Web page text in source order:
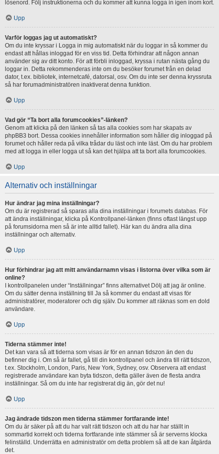
lösenord. Följ instruktionerna och du kommer att kunna logga in igen inom kort.
Upp
Varför loggas jag ut automatiskt?
Om du inte kryssar i Logga in mig automatiskt när du loggar in så kommer du
endast att hållas inloggad för en viss tid. Detta förhindrar att någon annan
använder sig av ditt konto. För att förbli inloggad, kryssa i rutan nästa gång du
loggar in. Detta rekommenderas inte om du besöker forumet från en delad
dator, t.ex. bibliotek, internetcafé, datorsal, osv. Om du inte ser denna kryssruta
så har forumadministratören inaktiverat denna funktion.
Upp
Vad gör “Ta bort alla forumcookies”-länken?
Genom att klicka på den länken så tas alla cookies som har skapats av
phpBB3 bort. Dessa cookies innehåller information som håller dig inloggad på
forumet och håller reda på vilka trådar du läst och inte läst. Om du har problem
med att logga in eller logga ut så kan det hjälpa att ta bort alla forumcookies.
Upp
Alternativ och inställningar
Hur ändrar jag mina inställningar?
Om du är registrerad så sparas alla dina inställningar i forumets databas. För
att ändra inställningar, klicka på Kontrollpanel-länken (finns oftast längst upp
på forumsidorna men så är inte alltid fallet). Här kan du ändra alla dina
inställningar och alternativ.
Upp
Hur förhindrar jag att mitt användarnamn visas i listorna över vilka som är
online?
I kontrollpanelen under “Inställningar” finns alternativet Dölj att jag är online.
Om du sätter denna inställning till Ja så kommer du endast att visas för
administratörer, moderatorer och dig själv. Du kommer att räknas som en dold
användare.
Upp
Tiderna stämmer inte!
Det kan vara så att tiderna som visas är för en annan tidszon än den du
befinner dig i. Om så är fallet, gå till din kontrollpanel och ändra till rätt tidszon,
t.ex. Stockholm, London, Paris, New York, Sydney, osv. Observera att endast
registrerade användare kan byta tidszon, detta gäller även de flesta andra
inställningar. Så om du inte har registrerat dig än, gör det nu!
Upp
Jag ändrade tidszon men tiderna stämmer fortfarande inte!
Om du är säker på att du har valt rätt tidszon och att du har har ställt in
sommartid korrekt och tiderna fortfarande inte stämmer så är serverns klocka
felinställd. Underrätta en administratör om detta problem så att de kan åtgärda
det.